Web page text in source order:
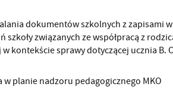
dokumentów szkolnych z zapisami w
szkoły związanych ze współpracą z
kontekście sprawy dotyczącej ucznia B.
planie nadzoru pedagogicznego MKO